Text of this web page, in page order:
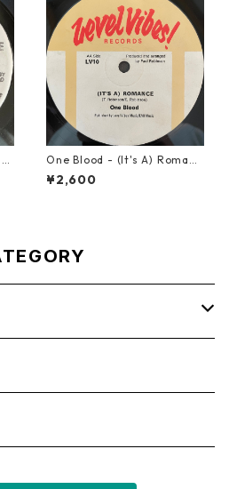
One Blood - (It's A) Romanc
e【12-50054】
¥2,600